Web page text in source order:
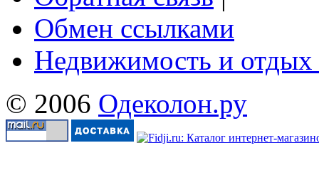
Обмен ссылками
Недвижимость и
© 2006 Одеколон.ру